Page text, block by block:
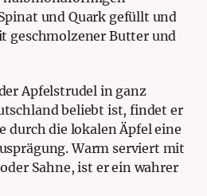
und Quark gefüllt und
geschmolzener Butter und
Apfelstrudel in ganz
beliebt ist, findet er
durch die lokalen Äpfel eine
Warm serviert mit
Sahne, ist er ein wahrer